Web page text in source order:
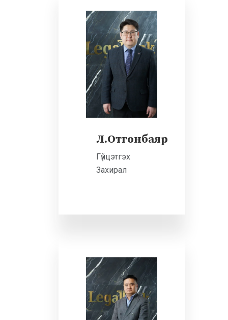
Л.Отгонбаяр
Гүйцэтгэх
Захирал